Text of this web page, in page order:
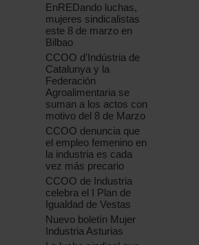
EnREDando luchas,
mujeres sindicalistas
este 8 de marzo en
Bilbao
CCOO d'Indústria de
Catalunya y la
Federación
Agroalimentaria se
suman a los actos con
motivo del 8 de Marzo
CCOO denuncia que
el empleo femenino en
la industria es cada
vez más precario
CCOO de Industria
celebra el I Plan de
Igualdad de Vestas
Nuevo boletín Mujer
Industria Asturias